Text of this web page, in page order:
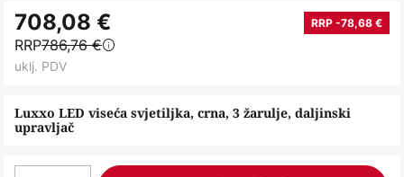
to
the
beginning
the
images
gallery
Luxxo LED viseća svjetiljka, crna, 3 žarulje, daljinski
upravljač
708,08 € RRP -78,68 €
RRP786,76 €
uklj. PDV